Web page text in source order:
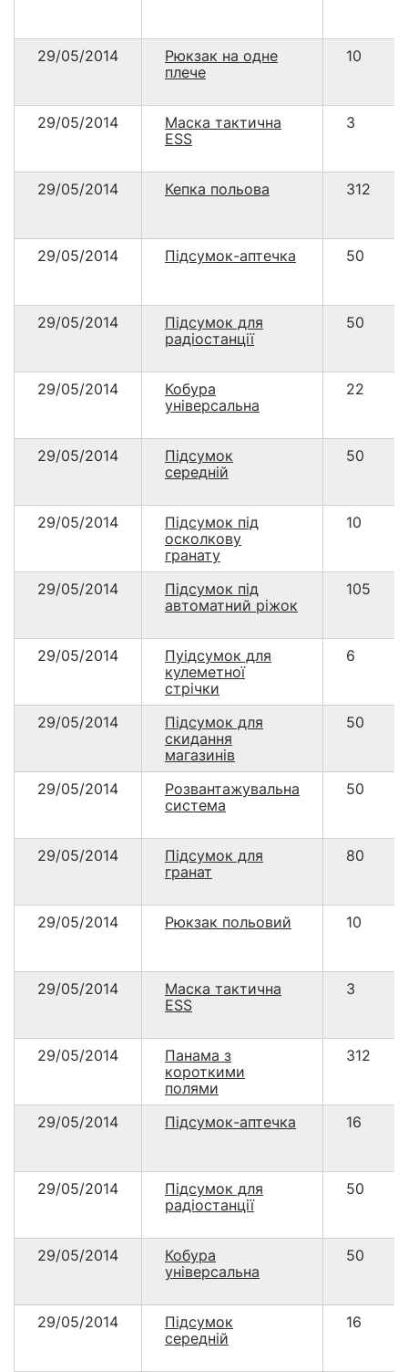
29/05/2014
Рюкзак на одне
плече
10
29/05/2014
Маска тактична
ESS
3
29/05/2014 Кепка польова 312
29/05/2014 Підсумок-аптечка 50
29/05/2014
Підсумок для
радіостанції
50
29/05/2014
Кобура
універсальна
22
29/05/2014
Підсумок
середній
50
29/05/2014
Підсумок під
осколкову
гранату
10
29/05/2014
Підсумок під
автоматний ріжок
105
29/05/2014
Пуідсумок для
кулеметної
стрічки
6
29/05/2014
Підсумок для
скидання
магазинів
50
29/05/2014
Розвантажувальна
система
50
29/05/2014
Підсумок для
гранат
80
29/05/2014 Рюкзак польовий 10
29/05/2014
Маска тактична
ESS
3
29/05/2014
Панама з
короткими
полями
312
29/05/2014 Підсумок-аптечка 16
29/05/2014
Підсумок для
радіостанції
50
29/05/2014
Кобура
універсальна
50
29/05/2014
Підсумок
середній
16